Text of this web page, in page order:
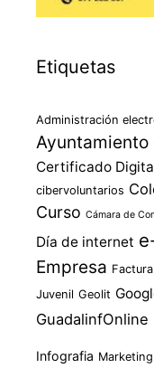
Etiquetas
Administración
Certificado
cibervoluntarios
Curso Cámara de
Día de internet
Empresa
Juvenil Geolit
GuadalinfOnline
Infografia